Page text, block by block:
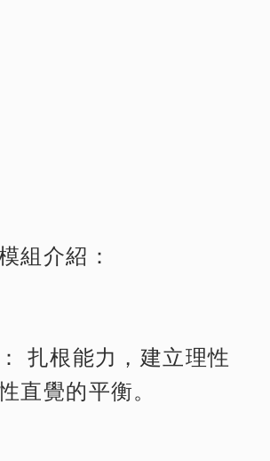
組介紹：
扎根能力，建立理性
直覺的平衡。